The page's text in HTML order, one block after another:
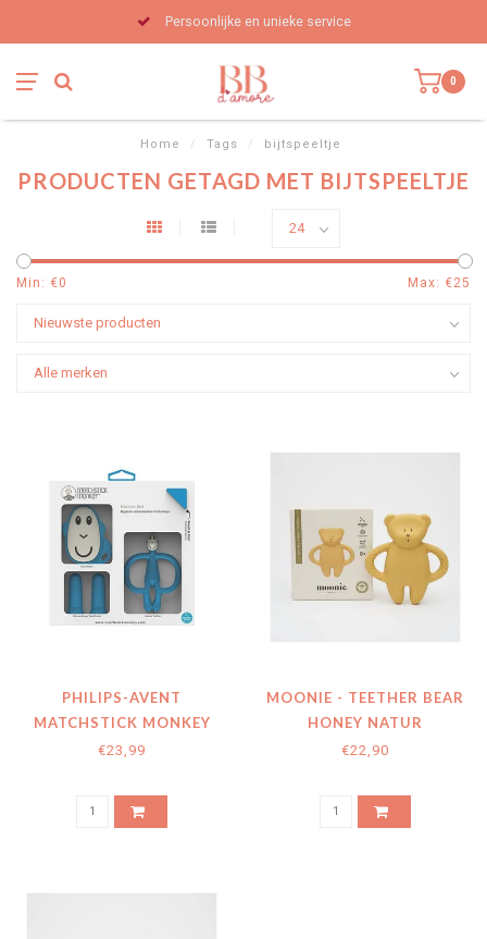
Persoonlijke en unieke service
0
Home / Tags / bijtspeeltje
PRODUCTEN GETAGD MET BIJTSPEELTJE
Min: €0 Max: €25
PHILIPS-AVENT
MATCHSTICK MONKEY
STARTER SET - BLAUW
€23,99
MOONIE - TEETHER BEAR
HONEY NATUR
€22,90